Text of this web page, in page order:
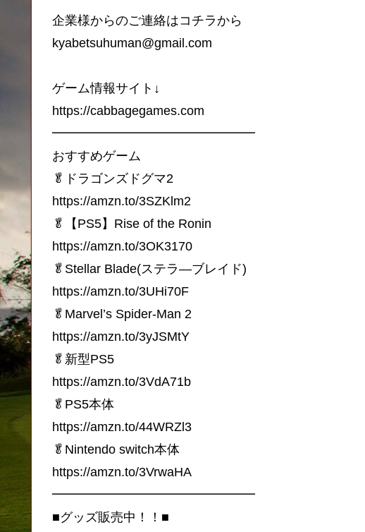
企業様からのご連絡はコチラから
kyabetsuhuman@gmail.com
ゲーム情報サイト↓
https://cabbagegames.com
━━━━━━━━━━━━━━━━
おすすめゲーム
🥬ドラゴンズドグマ2
https://amzn.to/3SZKlm2
🥬【PS5】Rise of the Ronin
https://amzn.to/3OK3170
🥬Stellar Blade(ステラ―ブレイド)
https://amzn.to/3UHi70F
🥬Marvel’s Spider-Man 2
https://amzn.to/3yJSMtY
🥬新型PS5
https://amzn.to/3VdA71b
🥬PS5本体
https://amzn.to/44WRZl3
🥬Nintendo switch本体
https://amzn.to/3VrwaHA
━━━━━━━━━━━━━━━━
■グッズ販売中！！■